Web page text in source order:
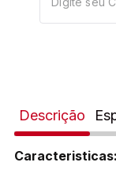
Descrição
Caracteristicas: